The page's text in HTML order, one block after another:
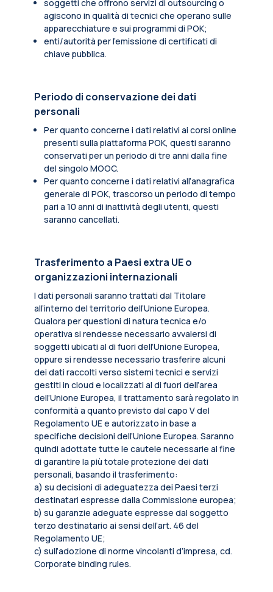
soggetti che offrono servizi di outsourcing o
agiscono in qualità di tecnici che operano sulle
apparecchiature e sui programmi di POK;
enti/autorità per l'emissione di certificati di
chiave pubblica.
Periodo di conservazione dei dati
personali
Per quanto concerne i dati relativi ai corsi online
presenti sulla piattaforma POK, questi saranno
conservati per un periodo di tre anni dalla fine
del singolo MOOC.
Per quanto concerne i dati relativi all’anagrafica
generale di POK, trascorso un periodo di tempo
pari a 10 anni di inattività degli utenti, questi
saranno cancellati.
Trasferimento a Paesi extra UE o
organizzazioni internazionali
I dati personali saranno trattati dal Titolare
all’interno del territorio dell’Unione Europea.
Qualora per questioni di natura tecnica e/o
operativa si rendesse necessario avvalersi di
soggetti ubicati al di fuori dell’Unione Europea,
oppure si rendesse necessario trasferire alcuni
dei dati raccolti verso sistemi tecnici e servizi
gestiti in cloud e localizzati al di fuori dell’area
dell’Unione Europea, il trattamento sarà regolato in
conformità a quanto previsto dal capo V del
Regolamento UE e autorizzato in base a
specifiche decisioni dell’Unione Europea. Saranno
quindi adottate tutte le cautele necessarie al fine
di garantire la più totale protezione dei dati
personali, basando il trasferimento:
a) su decisioni di adeguatezza dei Paesi terzi
destinatari espresse dalla Commissione europea;
b) su garanzie adeguate espresse dal soggetto
terzo destinatario ai sensi dell’art. 46 del
Regolamento UE;
c) sull’adozione di norme vincolanti d’impresa, cd.
Corporate binding rules.